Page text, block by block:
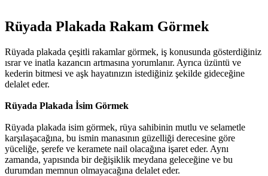
Rüyada Plakada Rakam Görmek​
Rüyada plakada çeşitli rakamlar görmek, iş konusunda gösterdiğiniz
ısrar ve inatla kazancın artmasına yorumlanır. Ayrıca üzüntü ve
kederin bitmesi ve aşk hayatınızın istediğiniz şekilde gideceğine
delalet eder.
Rüyada Plakada İsim Görmek
Rüyada plakada isim görmek, rüya sahibinin mutlu ve selametle
karşılaşacağına, bu ismin manasının güzelliği derecesine göre
yüceliğe, şerefe ve keramete nail olacağına işaret eder. Aynı
zamanda, yapısında bir değişiklik meydana geleceğine ve bu
durumdan memnun olmayacağına delalet eder.